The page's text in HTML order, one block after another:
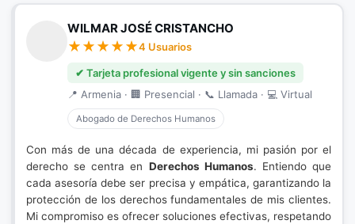
WILMAR JOSÉ CRISTANCHO
4 Usuarios
✔ Tarjeta profesional vigente y sin sanciones
📍 Armenia · 🏢 Presencial · 📞 Llamada · 💻 Virtual
Abogado de Derechos Humanos
Con más de una década de experiencia, mi pasión por el
derecho se centra en Derechos Humanos. Entiendo que
cada asesoría debe ser precisa y empática, garantizando la
protección de los derechos fundamentales de mis clientes.
Mi compromiso es ofrecer soluciones efectivas, respetando